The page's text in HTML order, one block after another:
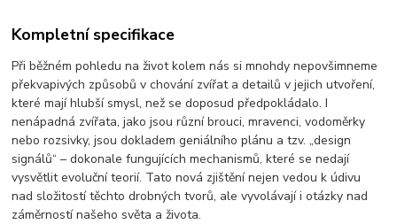
Kompletní specifikace
Při běžném pohledu na život kolem nás si mnohdy nepovšimneme
překvapivých způsobů v chování zvířat a detailů v jejich utvoření,
které mají hlubší smysl, než se doposud předpokládalo. I
nenápadná zvířata, jako jsou různí brouci, mravenci, vodoměrky
nebo rozsivky, jsou dokladem geniálního plánu a tzv. „design
signálů“ – dokonale fungujících mechanismů, které se nedají
vysvětlit evoluční teorií. Tato nová zjištění nejen vedou k údivu
nad složitostí těchto drobných tvorů, ale vyvolávají i otázky nad
záměrností našeho světa a života.